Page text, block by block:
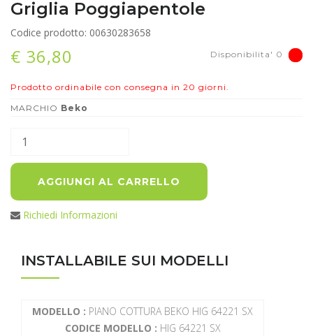
Griglia Poggiapentole
Codice prodotto: 00630283658
€ 36,80 Disponibilita' 0
Prodotto ordinabile con consegna in 20 giorni.
MARCHIO Beko
AGGIUNGI AL CARRELLO
Richiedi Informazioni
INSTALLABILE SUI MODELLI
MODELLO : PIANO COTTURA BEKO HIG 64221 SX
CODICE MODELLO : HIG 64221 SX